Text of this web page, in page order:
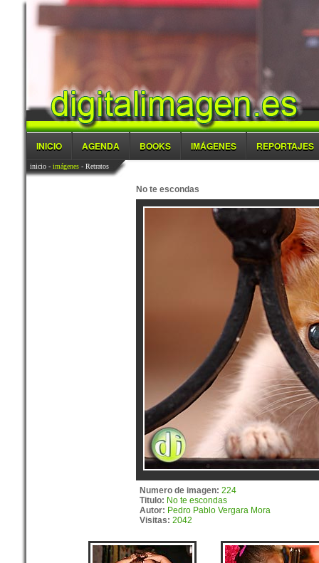
INICIO AGENDA BOOKS IMÁGENES REPORTAJES
inicio- imágenes- Retratos
No te escondas
Numero de imagen: 224
Titulo: No te escondas
Autor: Pedro Pablo Vergara Mora
Visitas: 2042